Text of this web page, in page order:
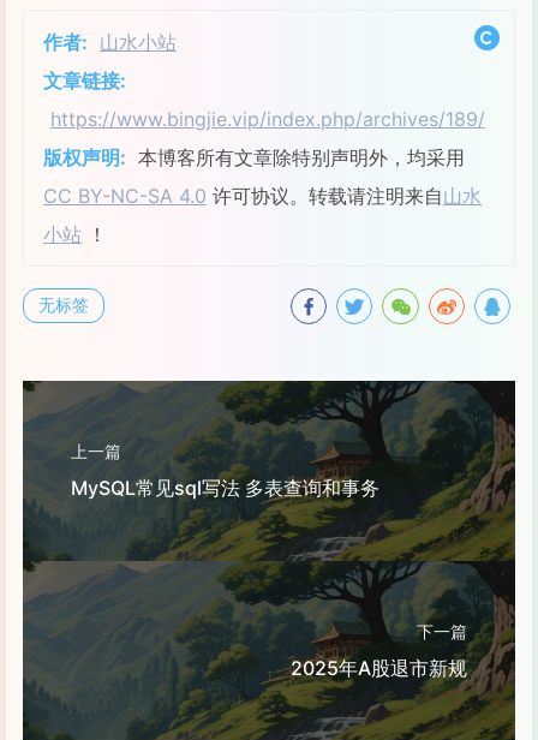
作者: 山水小站
文章链接:
https://www.bingjie.vip/index.php/archives/189/
版权声明: 本博客所有文章除特别声明外，均采用
CC BY-NC-SA 4.0 许可协议。转载请注明来自山水
小站 ！
无标签
上一篇
MySQL常见sql写法 多表查询和事务
下一篇
2025年A股退市新规